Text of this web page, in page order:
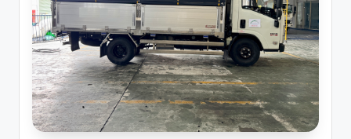
z
u
G
iá
R
Long
An,
Xe
bán
tải
D-
Max